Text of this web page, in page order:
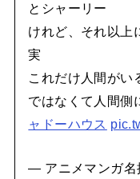
とシャーリー
けれど、それ以上
実
これだけ人間がい
ではなくて人間側
ャドーハウス
— アニメマンガ名